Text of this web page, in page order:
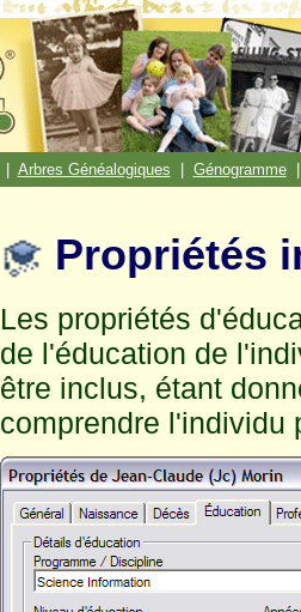
Arbres Généalogiques Génogramme
Propriétés
Les propriétés
de l'éducation de
être inclus, étant
comprendre l'individu